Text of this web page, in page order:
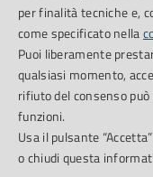
SEGUICI SU
FacebookFeed RSS
Cookie Policy
per finalità tecniche e,
come specificato nella
Puoi liberamente
qualsiasi momento,
rifiuto del consenso
funzioni.
Usa il pulsante
o chiudi questa